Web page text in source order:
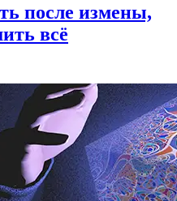
после измены,
всё